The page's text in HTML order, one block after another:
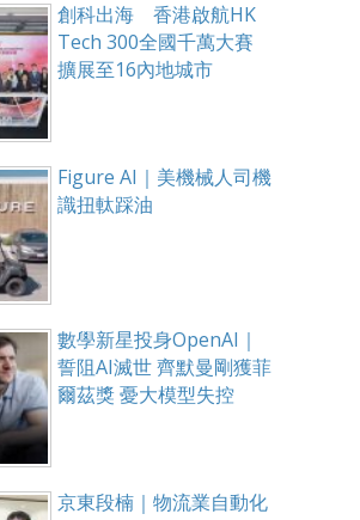
創科出海 香港啟航HK
Tech 300全國千萬大賽
擴展至16內地城市
Figure AI｜美機械人司機
識扭軚踩油
數學新星投身OpenAI｜
誓阻AI滅世 齊默曼剛獲菲
爾茲獎 憂大模型失控
京東段楠｜物流業自動化